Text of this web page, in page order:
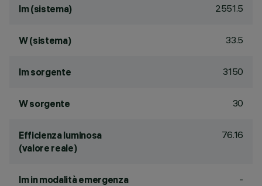
lm (sistema) 2551.5
W (sistema) 33.5
lm sorgente 3150
W sorgente 30
Efficienza luminosa
(valore reale)
76.16
lm in modalità emergenza -